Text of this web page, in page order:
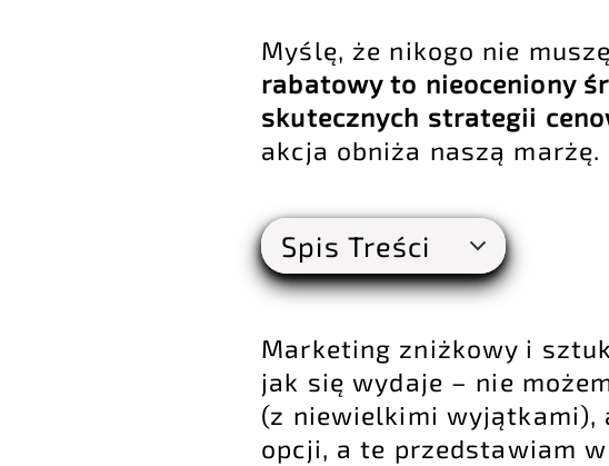
Myślę, że nikogo nie
rabatowy to nieoceniony
skutecznych strategii
akcja obniża naszą marżę.
Spis Treści
Marketing zniżkowy i
jak się wydaje – nie
(z niewielkimi wyjątkami),
opcji, a te przedstawiam